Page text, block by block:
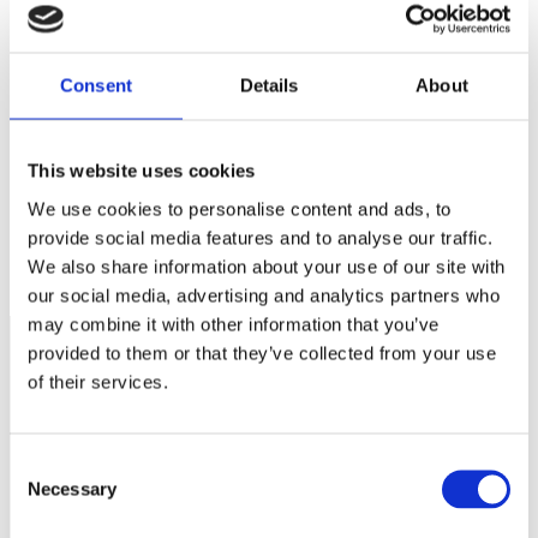
Consent Details About
This website uses cookies
We use cookies to personalise content and ads, to
provide social media features and to analyse our traffic.
We also share information about your use of our site with
our social media, advertising and analytics partners who
may combine it with other information that you’ve
provided to them or that they’ve collected from your use
of their services.
Selection
Necessary
Webbplats
webbläsare till nästa gång jag skriver en kommentar.
Var tredje gymnasieelev driver UF företag
Nya regler för lastbilstrafik på väg…
Näringspolitik
Försäkringar